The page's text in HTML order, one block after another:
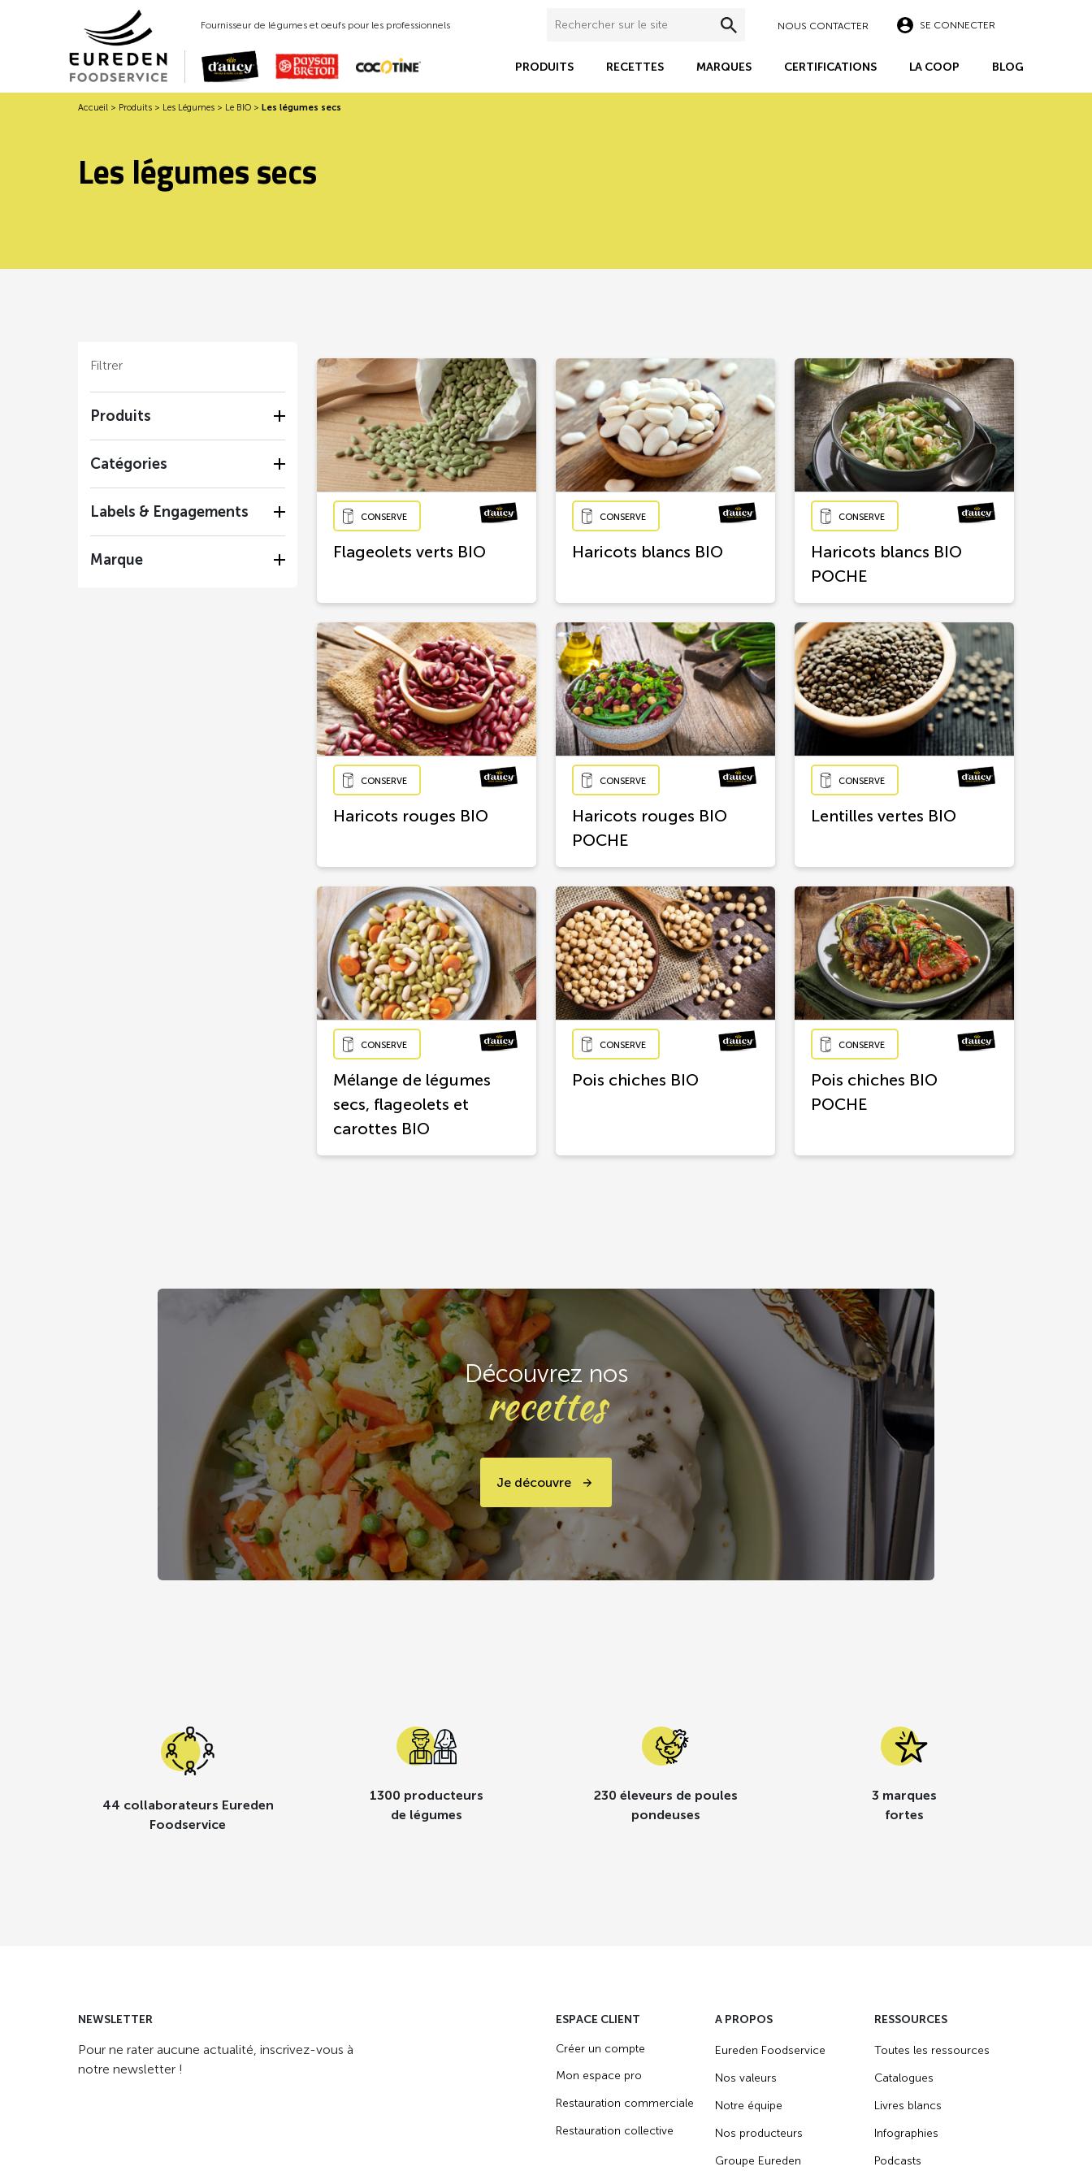
Fournisseur de légumes et oeufs pour les professionnels NOUS CONTACTER SE CONNECTER
PRODUITS RECETTES MARQUES CERTIFICATIONS LA COOP BLOG
Accueil > Produits > Les Légumes > Le BIO > Les légumes secs
Les légumes secs
Filtrer
Produits
Catégories
Labels & Engagements
Marque
CONSERVE
Flageolets verts BIO
CONSERVE
Haricots blancs BIO
CONSERVE
Haricots blancs BIO
POCHE
CONSERVE
Haricots rouges BIO
CONSERVE
Haricots rouges BIO
POCHE
CONSERVE
Lentilles vertes BIO
CONSERVE
Mélange de légumes
secs, flageolets et
carottes BIO
CONSERVE
Pois chiches BIO
CONSERVE
Pois chiches BIO
POCHE
Découvrez nos
recettes
Je découvre
44 collaborateurs Eureden
Foodservice
1300 producteurs
de légumes
230 éleveurs de poules
pondeuses
3 marques
fortes
NEWSLETTER
Pour ne rater aucune actualité, inscrivez-vous à
notre newsletter !
ESPACE CLIENT
Créer un compte
Mon espace pro
Restauration commerciale
Restauration collective
A PROPOS
Eureden Foodservice
Nos valeurs
Notre équipe
Nos producteurs
Groupe Eureden
RESSOURCES
Toutes les ressources
Catalogues
Livres blancs
Infographies
Podcasts